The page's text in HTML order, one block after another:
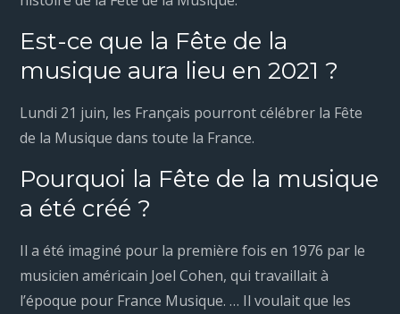
Est-ce que la Fête de la
musique aura lieu en 2021 ?
Lundi 21 juin, les Français pourront célébrer la Fête
de la Musique dans toute la France.
Pourquoi la Fête de la musique
a été créé ?
Il a été imaginé pour la première fois en 1976 par le
musicien américain Joel Cohen, qui travaillait à
l’époque pour France Musique. … Il voulait que les